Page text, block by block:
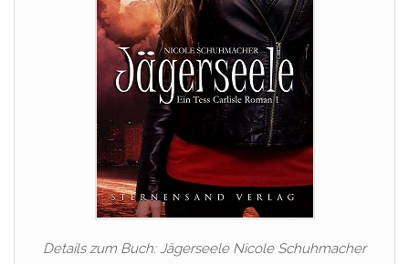
Details zum Buch: Jägerseele Nicole Schuhmacher